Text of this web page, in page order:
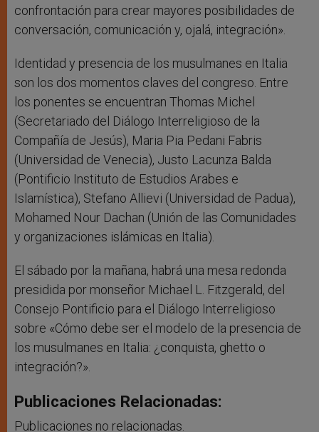
confrontación para crear mayores posibilidades de
conversación, comunicación y, ojalá, integración».
Identidad y presencia de los musulmanes en Italia
son los dos momentos claves del congreso. Entre
los ponentes se encuentran Thomas Michel
(Secretariado del Diálogo Interreligioso de la
Compañía de Jesús), Maria Pia Pedani Fabris
(Universidad de Venecia), Justo Lacunza Balda
(Pontificio Instituto de Estudios Arabes e
Islamística), Stefano Allievi (Universidad de Padua),
Mohamed Nour Dachan (Unión de las Comunidades
y organizaciones islámicas en Italia).
El sábado por la mañana, habrá una mesa redonda
presidida por monseñor Michael L. Fitzgerald, del
Consejo Pontificio para el Diálogo Interreligioso
sobre «Cómo debe ser el modelo de la presencia de
los musulmanes en Italia: ¿conquista, ghetto o
integración?».
Publicaciones Relacionadas:
Publicaciones no relacionadas.